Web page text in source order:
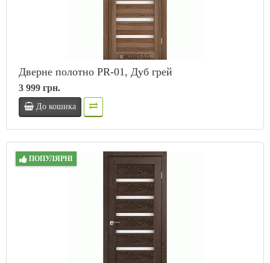
Дверне полотно PR-01, Дуб грей
3 999 грн.
До кошика
ПОПУЛЯРНІ